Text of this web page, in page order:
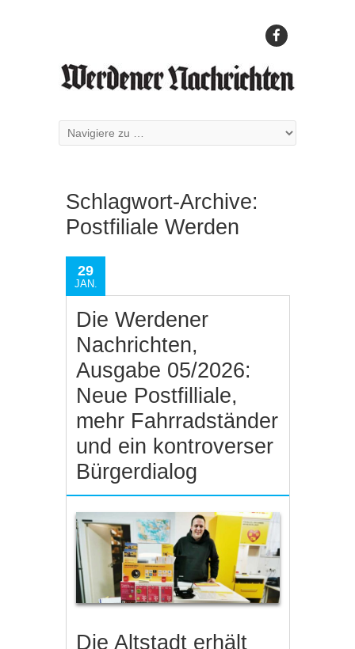
Schlagwort-Archive:
Postfiliale Werden
29
JAN.
Die Werdener
Nachrichten,
Ausgabe 05/2026:
Neue Postfilliale,
mehr Fahrradständer
und ein kontroverser
Bürgerdialog
Die Altstadt erhält